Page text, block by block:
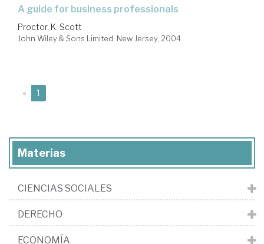
a guide for business professionals
Proctor, K. Scott
John Wiley & Sons Limited. New Jersey, 2004
« 1
Materias
CIENCIAS SOCIALES
DERECHO
ECONOMÍA